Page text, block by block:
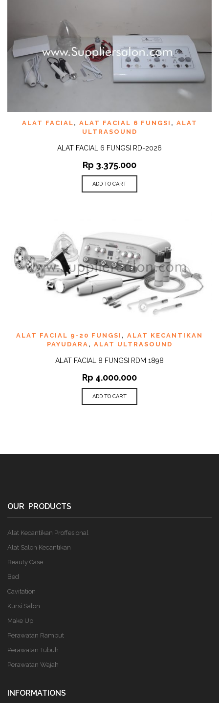
ALAT FACIAL , ALAT FACIAL 6 FUNGSI , ALAT
ULTRASOUND
ALAT FACIAL 6 FUNGSI RD-2026
Rp 3.375.000
ADD TO CART
ALAT FACIAL 9-20 FUNGSI , ALAT KECANTIKAN
PAYUDARA , ALAT ULTRASOUND
ALAT FACIAL 8 FUNGSI RDM 1898
Rp 4.000.000
ADD TO CART
OUR PRODUCTS
Alat Kecantikan Proffesional
Alat Salon Kecantikan
Beauty Case
Bed
Cavitation
Kursi Salon
Make Up
Perawatan Rambut
Perawatan Tubuh
Perawatan Wajah
INFORMATIONS